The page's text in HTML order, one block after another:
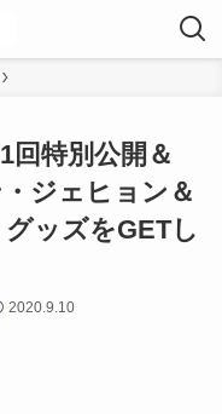
回特別公開＆
ジェヒョン＆
ッズをGETし
2020.9.10